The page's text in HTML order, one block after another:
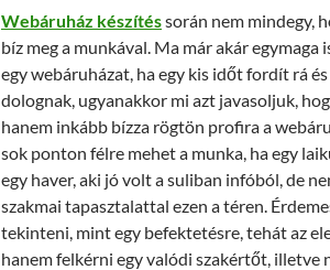
Webáruház készítéssorán nem mindegy,
bíz meg a munkával. Ma már akár egymaga
egy webáruházat, ha egy kis időt fordít rá
dolognak, ugyanakkor mi azt javasoljuk,
hanem inkább bízza rögtön profira a
sok ponton félre mehet a munka, ha egy
egy haver, aki jó volt a suliban infóból, de
szakmai tapasztalattal ezen a téren.
tekinteni, mint egy befektetésre, tehát az
hanem felkérni egy valódi szakértőt, illetve